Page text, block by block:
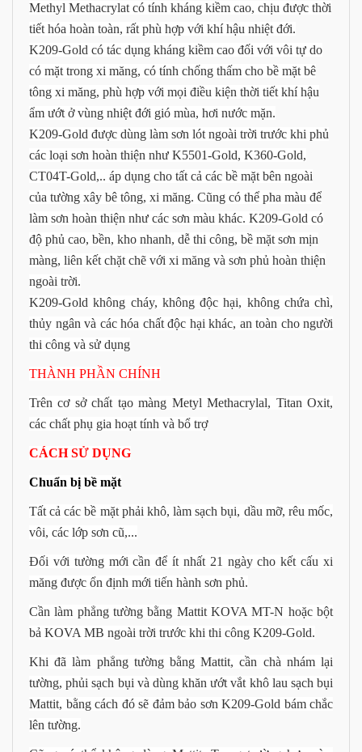
Methyl Methacrylat có tính kháng kiềm cao, chịu được thời
tiết hóa hoàn toàn, rất phù hợp với khí hậu nhiệt đới.
K209-Gold có tác dụng kháng kiềm cao đối với vôi tự do
có mặt trong xi măng, có tính chống thấm cho bề mặt bê
tông xi măng, phù hợp với mọi điều kiện thời tiết khí hậu
ẩm ướt ở vùng nhiệt đới gió mùa, hơi nước mặn.
K209-Gold được dùng làm sơn lót ngoài trời trước khi phủ
các loại sơn hoàn thiện như K5501-Gold, K360-Gold,
CT04T-Gold,.. áp dụng cho tất cả các bề mặt bên ngoài
của tường xây bê tông, xi măng. Cũng có thể pha màu để
làm sơn hoàn thiện như các sơn màu khác. K209-Gold có
độ phủ cao, bền, kho nhanh, dễ thi công, bề mặt sơn mịn
màng, liên kết chặt chẽ với xi măng và sơn phủ hoàn thiện
ngoài trời.
K209-Gold không cháy, không độc hại, không chứa chì,
thủy ngân và các hóa chất độc hại khác, an toàn cho người
thi công và sử dụng
THÀNH PHẦN CHÍNH
Trên cơ sở chất tạo màng Metyl Methacrylal, Titan Oxit,
các chất phụ gia hoạt tính và bổ trợ
CÁCH SỬ DỤNG
Chuẩn bị bề mặt
Tất cả các bề mặt phải khô, làm sạch bụi, dầu mỡ, rêu mốc,
vôi, các lớp sơn cũ,...
Đối với tường mới cần để ít nhất 21 ngày cho kết cấu xi
măng được ổn định mới tiến hành sơn phủ.
Cần làm phẳng tường bằng Mattit KOVA MT-N hoặc bột
bả KOVA MB ngoài trời trước khi thi công K209-Gold.
Khi đã làm phẳng tường bằng Mattit, cần chà nhám lại
tường, phủi sạch bụi và dùng khăn ướt vắt khô lau sạch bụi
Mattit, bằng cách đó sẽ đảm bảo sơn K209-Gold bám chắc
lên tường.